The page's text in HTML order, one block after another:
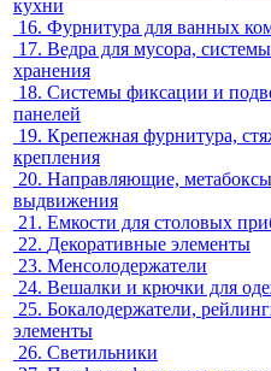
кухни
16. Фурнитура для ванных
17. Ведра для мусора,
хранения
18. Системы фиксации и
панелей
19. Крепежная фурнитура,
крепления
20. Направляющие,
выдвижения
21. Емкости для столовых
22. Декоративные элементы
23. Менсолодержатели
24. Вешалки и крючки для
25. Бокалодержатели,
элементы
26. Светильники